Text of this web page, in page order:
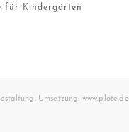
für Kindergärten
Umsetzung: www.plote.de